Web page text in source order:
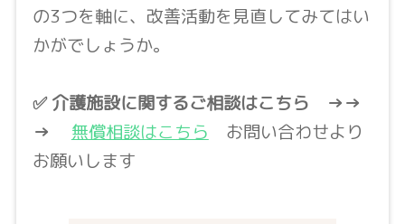
の3つを軸に、改善活動を見直してみてはい
かがでしょうか。
✅ 介護施設に関するご相談はこちら
→→
→ 無償相談はこちら お問い合わせより
お願いします